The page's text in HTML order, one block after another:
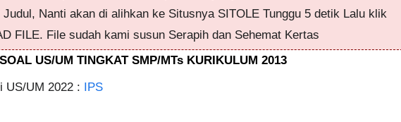
Nanti akan di alihkan ke Situsnya SITOLE Tunggu 5 detik Lalu klik
FILE. File sudah kami susun Serapih dan Sehemat Kertas
US/UM TINGKAT SMP/MTs KURIKULUM 2013
US/UM 2022 : IPS